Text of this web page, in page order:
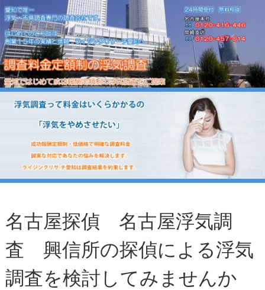
名古屋探偵 名古屋浮気調
査 興信所の探偵による浮気
調査を検討してみませんか